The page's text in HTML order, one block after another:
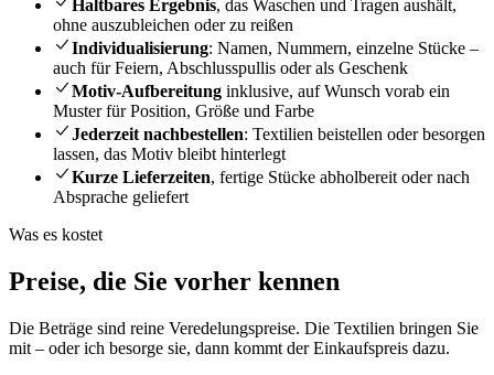
Haltbares Ergebnis, das Waschen und Tragen aushält,
ohne auszubleichen oder zu reißen
Individualisierung: Namen, Nummern, einzelne Stücke –
auch für Feiern, Abschlusspullis oder als Geschenk
Motiv-Aufbereitung inklusive, auf Wunsch vorab ein
Muster für Position, Größe und Farbe
Jederzeit nachbestellen: Textilien beistellen oder besorgen
lassen, das Motiv bleibt hinterlegt
Kurze Lieferzeiten, fertige Stücke abholbereit oder nach
Absprache geliefert
Was es kostet
Preise, die Sie vorher kennen
Die Beträge sind reine Veredelungspreise. Die Textilien bringen Sie
mit – oder ich besorge sie, dann kommt der Einkaufspreis dazu.